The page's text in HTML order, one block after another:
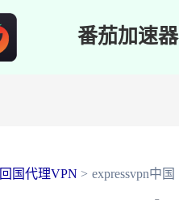
番茄加速器
回国代理VPN expressvpn中国